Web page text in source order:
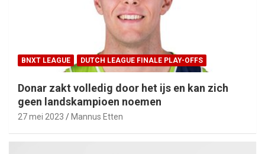
BNXT LEAGUE DUTCH LEAGUE FINALE PLAY-OFFS
Donar zakt volledig door het ijs en kan zich
geen landskampioen noemen
27 mei 2023 Mannus Etten